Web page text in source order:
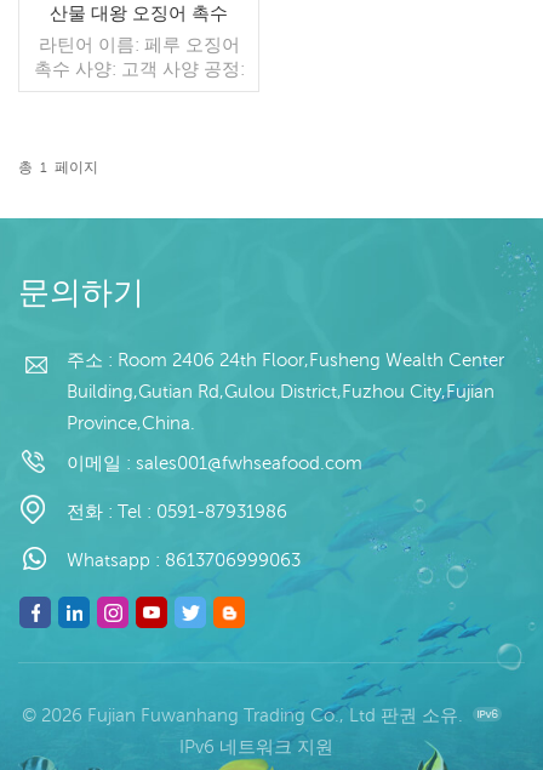
산물 대왕 오징어 촉수
라틴어 이름: 페루 오징어
촉수 사양: 고객 사양 공정:
컷 글레이징: BQF 40% (맞
도매/수출 최소 주문: 20피
이너 지불: TT / 보자마자
원산지: 중국 브랜드: 푸 완
항
총 1 페이지
문의하기
주소 : Room 2406 24th Floor,Fusheng Wealth Center
Building,Gutian Rd,Gulou District,Fuzhou City,Fujian
Province,China.
이메일 : sales001@fwhseafood.com
전화 : Tel : 0591-87931986
Whatsapp : 8613706999063
© 2026 Fujian Fuwanhang Trading Co., Ltd 판권 소유.
IPv6 네트워크 지원